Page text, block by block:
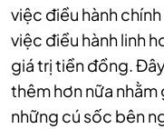
việc điều hành
việc điều hành linh
giá trị tiền đồng.
thêm hơn nữa
những cú sốc bên